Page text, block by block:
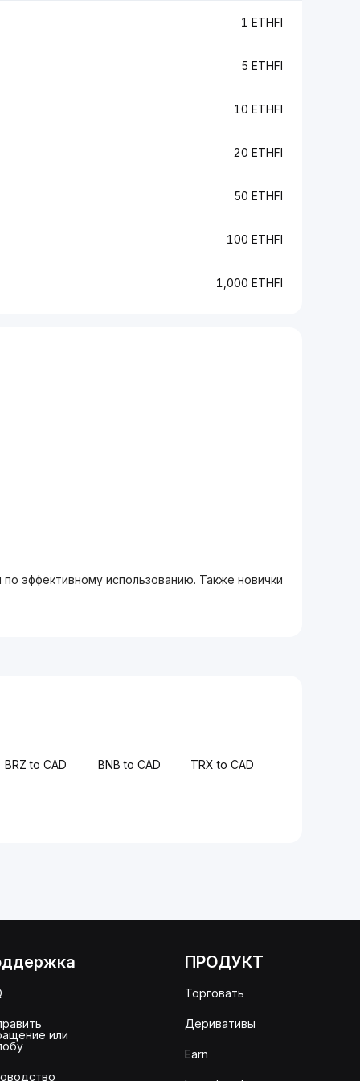
1 ETHFI
5 ETHFI
10 ETHFI
20 ETHFI
50 ETHFI
100 ETHFI
1,000 ETHFI
эффективному использованию. Также новички
BRZ to CAD BNB to CAD TRX to CAD
или
ПРОДУКТ
Торговать
Деривативы
Earn